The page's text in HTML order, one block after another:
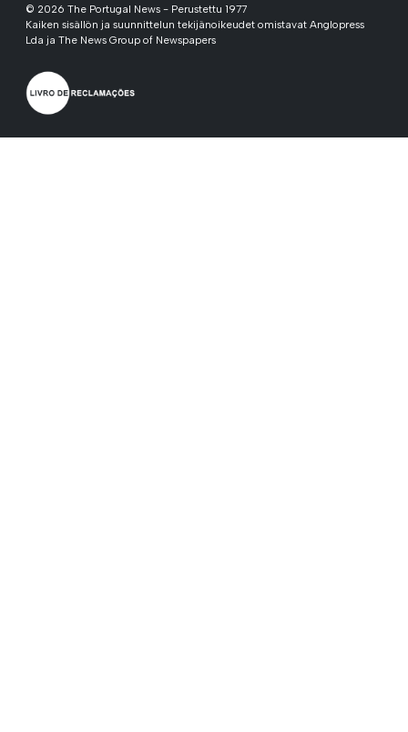
© 2026 The Portugal News - Perustettu 1977
Kaiken sisällön ja suunnittelun tekijänoikeudet omistavat Anglopress
Lda ja The News Group of Newspapers